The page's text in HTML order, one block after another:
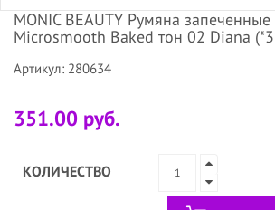
MONIC BEAUTY Румяна
Microsmooth Baked тон 02 Diana
Артикул: 280634
351.00 руб.
КОЛИЧЕСТВО